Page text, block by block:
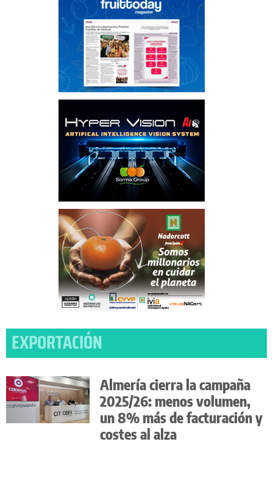
EXPORTACIÓN
Almería cierra la campaña
2025/26: menos volumen,
un 8% más de facturación y
costes al alza